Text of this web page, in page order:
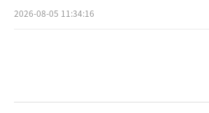
2026-08-05 11:34:16